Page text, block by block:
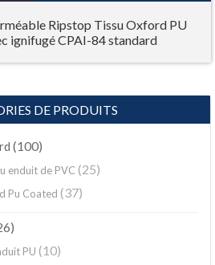
Ripstop Tissu Oxford PU
ignifugé CPAI-84 standard
DE PRODUITS
(100)
enduit de PVC(25)
Pu Coated (37)
PU (10)